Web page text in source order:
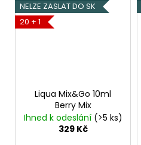
NELZE ZASLAT DO SK
20 + 1
Liqua Mix&Go 10ml
Berry Mix
Ihned k odeslání (>5 ks)
329 Kč